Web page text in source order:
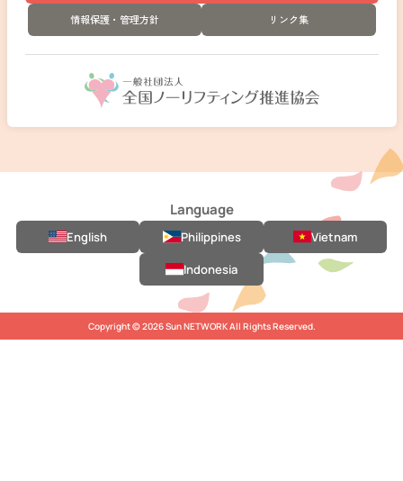
情報保護・管理方針 リンク集
Language
English Philippines
Vietnam
Indonesia
Copyright © 2026 Sun NETWORK All Rights Reserved.